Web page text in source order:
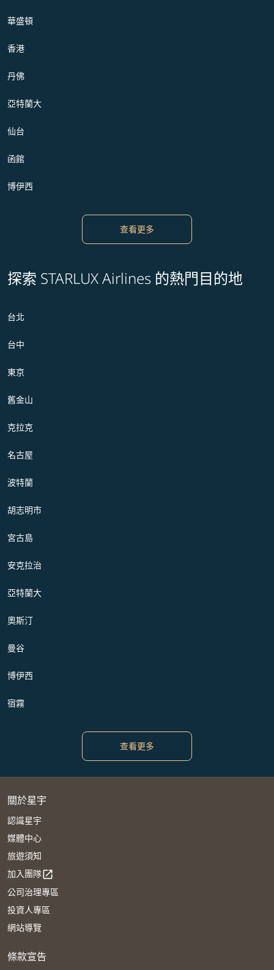
華盛頓
香港
丹佛
亞特蘭大
仙台
函館
博伊西
查看更多
探索 STARLUX Airlines 的熱門目的地
台北
台中
東京
舊金山
克拉克
名古屋
波特蘭
胡志明市
宮古島
安克拉治
亞特蘭大
奧斯汀
曼谷
博伊西
宿霧
查看更多
關於星宇
認識星宇
媒體中心
旅遊須知
加入團隊open_in_new
公司治理專區
投資人專區
網站導覽
條款宣告